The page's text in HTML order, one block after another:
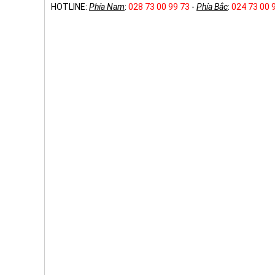
HOTLINE: Phía Nam: 028 73 00 99 73 - Phía Bắc: 024 73 00